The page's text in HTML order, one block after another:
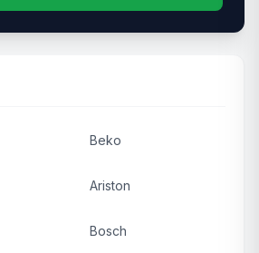
Beko
Ariston
Bosch